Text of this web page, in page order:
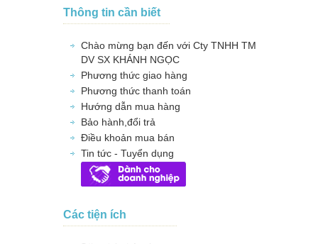
Thông tin cần biết
Chào mừng bạn đến với Cty TNHH TM
DV SX KHÁNH NGỌC
Phương thức giao hàng
Phương thức thanh toán
Hướng dẫn mua hàng
Bảo hành,đổi trả
Điều khoản mua bán
Tin tức - Tuyển dụng
Các tiện ích